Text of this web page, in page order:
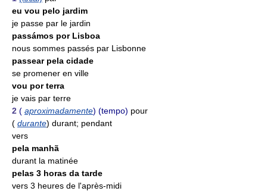
eu vou pelo jardim
je passe par le jardin
passámos por Lisboa
nous sommes passés par Lisbonne
passear pela cidade
se promener en ville
vou por terra
je vais par terre
2 ( aproximadamente) (tempo) pour
( durante) durant; pendant
vers
pela manhã
durant la matinée
pelas 3 horas da tarde
vers 3 heures de l'après-midi